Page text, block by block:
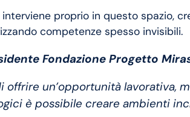
proprio in questo spazio,
competenze spesso invisibili.
Fondazione Progetto
offrire un’opportunità lavorativa,
è possibile creare ambienti